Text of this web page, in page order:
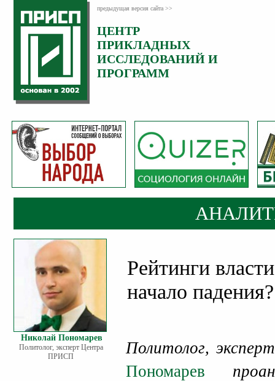
предыдущая версия сайта >>
ЦЕНТР
ПРИКЛАДНЫХ
ИССЛЕДОВАНИЙ И
ПРОГРАММ
Николай Пономарев
Политолог, эксперт Центра
ПРИСП
Рейтинги
начало падения?
Политолог,
Пономарев
Категория:
Аналитика